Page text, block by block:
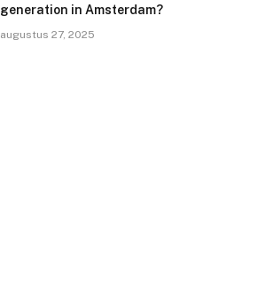
generation in Amsterdam?
augustus 27, 2025